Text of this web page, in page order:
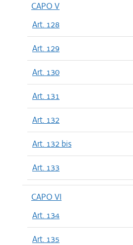
CAPO V
Art. 128
Art. 129
Art. 130
Art. 131
Art. 132
Art. 132 bis
Art. 133
CAPO VI
Art. 134
Art. 135